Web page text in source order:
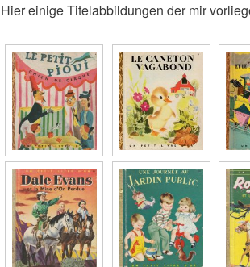
Hier einige Titelabbildungen der mir